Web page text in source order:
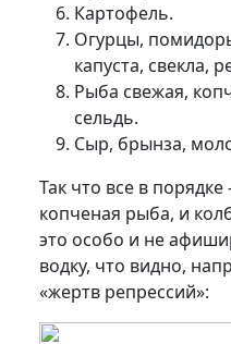
Картофель.
Огурцы,
капуста, свекла,
Рыба свежая,
сельдь.
Сыр, брынза,
Так что все в
копченая рыба, и
это особо и не
водку, что видно,
«жертв репрессий»: